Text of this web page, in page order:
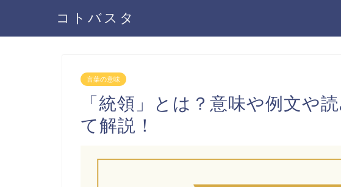
コトバスタ
言葉の意味
「統領」とは？意味や例文や
て解説！